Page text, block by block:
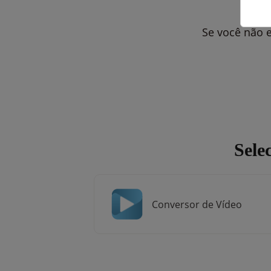
Se você não
Conversor de Vídeo